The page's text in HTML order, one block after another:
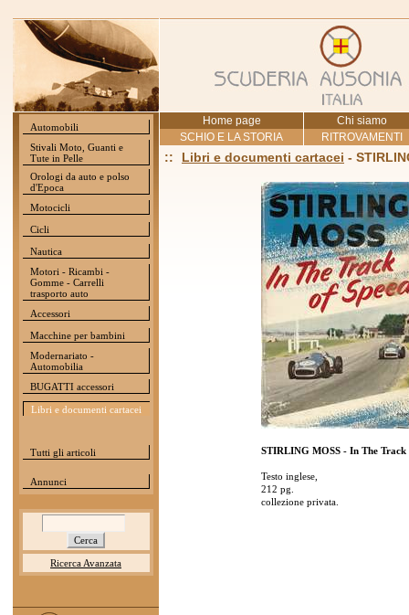
Automobili
Stivali Moto, Guanti e
Tute in Pelle
Orologi da auto e polso
d'Epoca
Motocicli
Cicli
Nautica
Motori - Ricambi -
Gomme - Carrelli
trasporto auto
Accessori
Macchine per bambini
Modernariato -
Automobilia
BUGATTI accessori
Libri e documenti cartacei
Tutti gli articoli
Annunci
Ricerca Avanzata
Home page
Chi siamo
SCHIO E LA STORIA
RITROVAMENTI
:: Libri e documenti cartacei -
STIRLING MOSS - In The Track
Testo inglese,
212 pg.
collezione privata.